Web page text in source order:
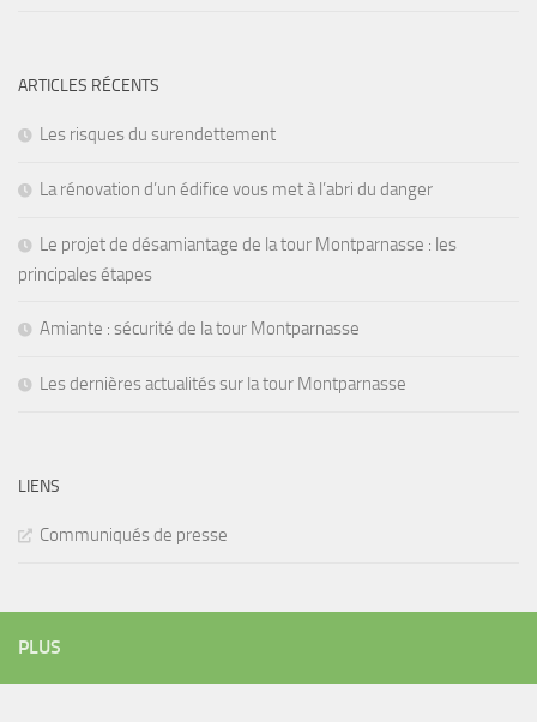
ARTICLES RÉCENTS
Les risques du surendettement
La rénovation d’un édifice vous met à l’abri du danger
Le projet de désamiantage de la tour Montparnasse : les
principales étapes
Amiante : sécurité de la tour Montparnasse
Les dernières actualités sur la tour Montparnasse
LIENS
Communiqués de presse
PLUS